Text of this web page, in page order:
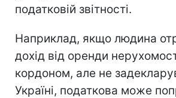
податковій звітності.
Наприклад, якщо людина
дохід від оренди
кордоном, але не
Україні, податкова може